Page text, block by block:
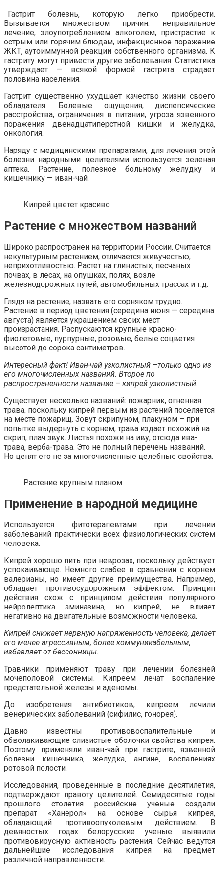
Гастрит болезнь, которую легко приобрести.
Вызывается множеством причин: неправильное
лечение, злоупотреблением алкоголем, пристрастие к
острым или горячим блюдам, инфекционное поражение
ЖКТ, аутоиммунной реакции собственного организма. К
гастриту могут привести другие заболевания. Статистика
утверждает — всякой формой гастрита страдает
половина населения.
Гастрит существенно ухудшает качество жизни своего
обладателя. Болевые ощущения, диспепсические
расстройства, ограничения в питании, угроза язвенного
поражения двенадцатиперстной кишки и желудка,
онкология.
Наряду с медицинскими препаратами, для лечения этой
болезни народными целителями используется зеленая
аптека. Растение, полезное больному желудку и
кишечнику — иван-чай.
Кипрей цветет красиво
Растение с множеством названий
Широко распространен на территории России. Считается
некультурным растением, отличается живучестью,
неприхотливостью. Растет на глинистых, песчаных
почвах, в лесах, на опушках, полях, возле
железнодорожных путей, автомобильных трассах и т.д.
Глядя на растение, назвать его сорняком трудно.
Растение в период цветения (середина июня — середина
августа) является украшением своих мест
произрастания. Распускаются крупные красно-
фиолетовые, пурпурные, розовые, белые соцветия
высотой до сорока сантиметров.
Интересный факт! Иван-чай узколистный –только одно из
его многочисленных названий. Второе по
распространенности название – кипрей узколистный.
Существует несколько названий: пожарник, огненная
трава, поскольку кипрей первым из растений поселяется
на месте пожарищ. Зовут скрипуном, плакуном – при
попытке выдернуть с корнем, трава издает похожий на
скрип, плач звук. Листья похожи на иву, отсюда ива-
трава, верба-трава. Это не полный перечень названий.
Но ценят его не за многочисленные целебные свойства.
Растение крупным планом
Применение в народной медицине
Используется фитотерапевтами при лечении
заболеваний практически всех физиологических систем
человека.
Кипрей хорошо пить при неврозах, поскольку действует
успокаивающе. Немного слабее в сравнении с корнем
валерианы, но имеет другие преимущества. Например,
обладает противосудорожным эффектом. Принцип
действия схож с принципом действия популярного
нейролептика аминазина, но кипрей, не влияет
негативно на двигательные возможности человека.
Кипрей снижает нервную напряженность человека, делает
его менее агрессивным, более коммуникабельным,
избавляет от бессонницы.
Травники применяют траву при лечении болезней
мочеполовой системы. Кипреем лечат воспаление
предстательной железы и аденомы.
До изобретения антибиотиков, кипреем лечили
венерических заболеваний (сифилис, гонорея).
Давно известны противовоспалительные и
обволакивающие слизистые оболочки свойства кипрея.
Поэтому применяли иван-чай при гастрите, язвенной
болезни кишечника, желудка, ангине, воспалениях
ротовой полости.
Исследования, проведенные в последние десятилетия,
подтверждают правоту целителей. Семидесятые годы
прошлого столетия российские ученые создали
препарат «Ханерол» на основе сырья кипрея,
обладающий противоопухолевым действием. В
девяностых годах белорусские ученые выявили
противовирусную активность растения. Сейчас ведутся
дальнейшие исследования кипрея на предмет
различной направленности.